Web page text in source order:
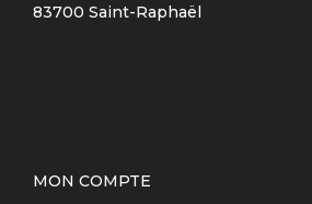
83700 Saint-Raphaël
MON COMPTE